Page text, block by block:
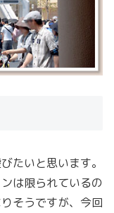
たいと思います。
は限られているの
そうですが、今回